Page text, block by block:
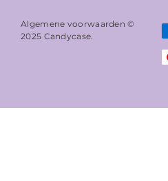
Algemene voorwaarden ©
2025 Candycase.